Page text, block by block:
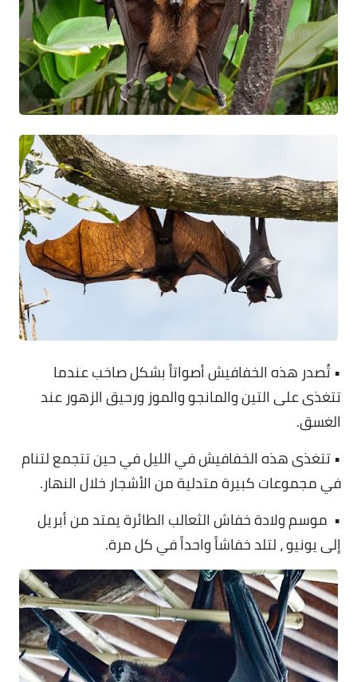
• تُصدر هذه الخفافيش أصواتاً بشكل صاخب عندما
تتغذى على التين والمانجو والموز ورحيق الزهور عند
الغسق.
• تتغذى هذه الخفافيش في الليل في حين تتجمع لتنام
في مجموعات كبيرة متدلية من الأشجار خلال النهار.
• موسم ولادة خفاش الثعالب الطائرة يمتد من أبريل
إلى يونيو ، لتلد خفاشاً واحداً في كل مرة.